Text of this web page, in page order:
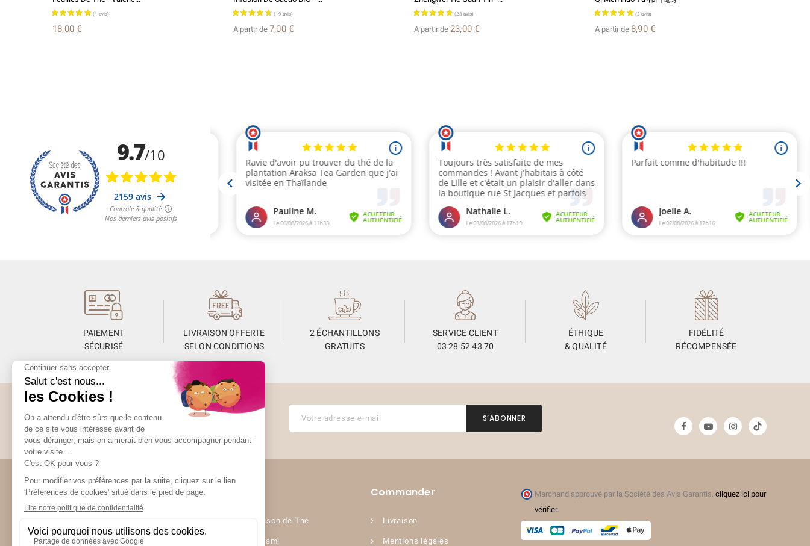
18,00 € A partir de 7,00 € A partir de 23,00 € A partir de 8,90 €
PAIEMENT
SÉCURISÉ
LIVRAISON OFFERTE
SELON CONDITIONS
2 ÉCHANTILLONS
GRATUITS
SERVICE CLIENT
03 28 52 43 70
ÉTHIQUE
& QUALITÉ
FIDÉLITÉ
RÉCOMPENSÉE
Abonnez-vous à la Newsletter
Restez informés de toute l’actualité Unami
UNAMI Maison de Thé
Ateliers Unami
Commander
Livraison
Mentions légales
Marchand approuvé par la Société des Avis Garantis, cliquez ici pour
vérifier.